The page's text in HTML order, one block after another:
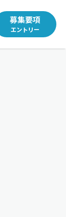
募集要項
エントリー